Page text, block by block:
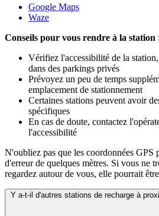
Google Maps
Waze
Conseils pour vous rendre à la station
Vérifiez l'accessibilité de la
dans des parkings privés
Prévoyez un peu de temps
emplacement de stationnement
Certaines stations peuvent avoir
spécifiques
En cas de doute, contactez
l'accessibilité
N'oubliez pas que les coordonnées GPS
d'erreur de quelques mètres. Si vous ne
regardez autour de vous, elle pourrait
Y a-t-il d'autres stations de recharge à